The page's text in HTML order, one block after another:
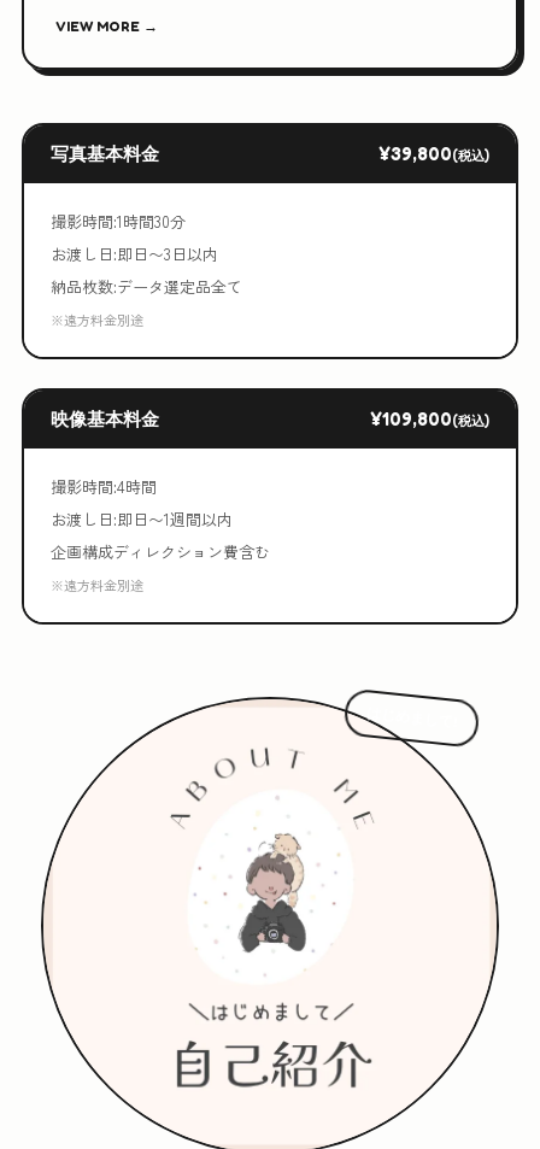
VIEW MORE →
写真基本料金 ¥39,800(税込)
撮影時間:1時間30分
お渡し日:即日〜3日以内
納品枚数:データ選定品全て
※遠方料金別途
映像基本料金 ¥109,800(税込)
撮影時間:4時間
お渡し日:即日〜1週間以内
企画構成ディレクション費含む
※遠方料金別途
はじめまして!